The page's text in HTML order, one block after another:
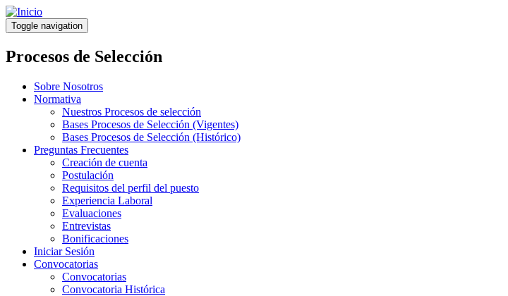
Pasar
al
contenido
principal
Toggle navigation
Procesos de Selección
Sobre Nosotros
Normativa
Nuestros Procesos de selección
Bases Procesos de Selección (Vigentes)
Bases Procesos de Selección (Histórico)
Preguntas Frecuentes
Creación de cuenta
Postulación
Requisitos del perfil del puesto
Experiencia Laboral
Evaluaciones
Entrevistas
Bonificaciones
Iniciar Sesión
Convocatorias
Convocatorias
Convocatoria Histórica